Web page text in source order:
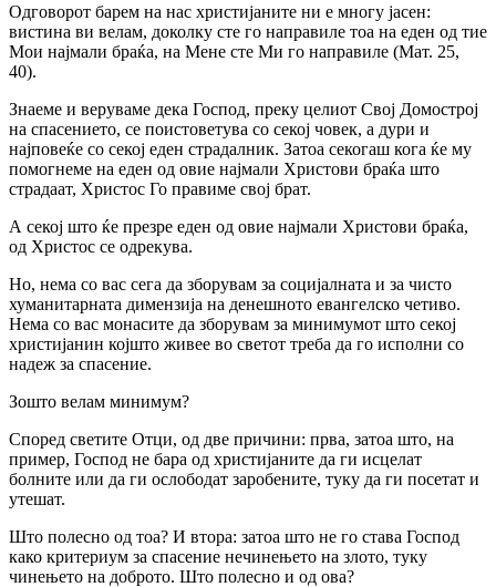
Одговорот барем на нас христијаните ни е многу јасен:
вистина ви велам, доколку сте го направиле тоа на еден од тие
Мои најмали браќа, на Мене сте Ми го направиле (Мат. 25,
40).
Знаеме и веруваме дека Господ, преку целиот Свој Домострој
на спасението, се поистоветува со секој човек, а дури и
најповеќе со секој еден страдалник. Затоа секогаш кога ќе му
помогнеме на еден од овие најмали Христови браќа што
страдаат, Христос Го правиме свој брат.
А секој што ќе презре еден од овие најмали Христови браќа,
од Христос се одрекува.
Но, нема со вас сега да зборувам за социјалната и за чисто
хуманитарната димензија на денешното евангелско четиво.
Нема со вас монасите да зборувам за минимумот што секој
христијанин којшто живее во светот треба да го исполни со
надеж за спасение.
Зошто велам минимум?
Според светите Отци, од две причини: прва, затоа што, на
пример, Господ не бара од христијаните да ги исцелат
болните или да ги ослободат заробените, туку да ги посетат и
утешат.
Што полесно од тоа? И втора: затоа што не го става Господ
како критериум за спасение нечинењето на злото, туку
чинењето на доброто. Што полесно и од ова?